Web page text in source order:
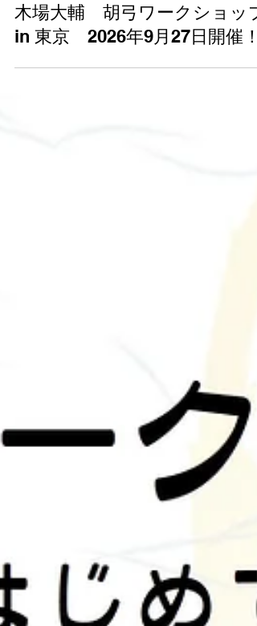
木場大輔 胡弓ワークショップ
in 東京 2026年9月27日開催！